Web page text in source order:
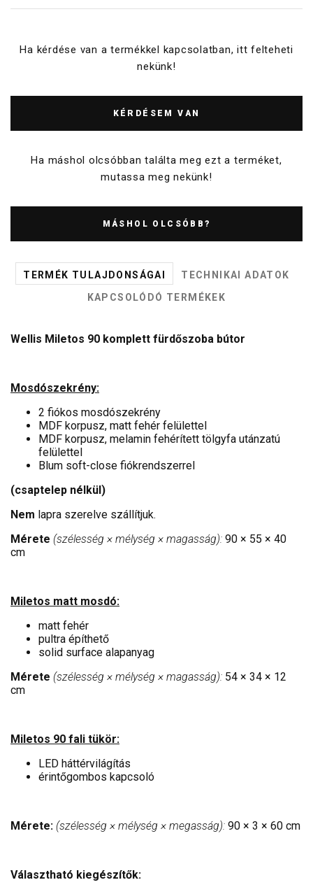
Ha kérdése van a termékkel kapcsolatban, itt felteheti
nekünk!
KÉRDÉSEM VAN
Ha máshol olcsóbban találta meg ezt a terméket,
mutassa meg nekünk!
MÁSHOL OLCSÓBB?
TERMÉK TULAJDONSÁGAI
TECHNIKAI ADATOK
KAPCSOLÓDÓ TERMÉKEK
Wellis Miletos 90 komplett fürdőszoba bútor
Mosdószekrény:
2 fiókos mosdószekrény
MDF korpusz, matt fehér felülettel
MDF korpusz, melamin fehérített tölgyfa utánzatú
felülettel
Blum soft-close fiókrendszerrel
(csaptelep nélkül)
Nem lapra szerelve szállítjuk.
Mérete (szélesség × mélység × magasság): 90 × 55 × 40
cm
Miletos matt mosdó:
matt fehér
pultra építhető
solid surface alapanyag
Mérete (szélesség × mélység × magasság): 54 × 34 × 12
cm
Miletos 90 fali tükör:
LED háttérvilágítás
érintőgombos kapcsoló
Mérete: (szélesség × mélység × megasság): 90 × 3 × 60 cm
Választható kiegészítők: